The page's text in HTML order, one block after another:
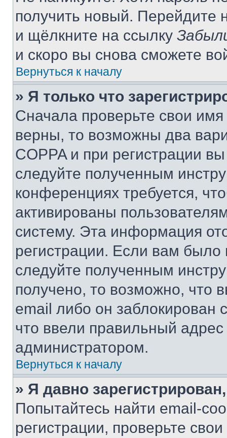
получить новый. Перейдите
и щёлкните на ссылку
и скоро вы снова сможете
Вернуться к началу
» Я только что
Сначала проверьте свои
верны, то возможны два
COPPA и при регистрации
следуйте полученным
конференциях требуется,
активированы
систему. Эта информация
регистрации. Если вам
следуйте полученным
получено, то возможно, что
email либо он
что ввели правильный адрес
администратором.
Вернуться к началу
» Я давно
Попытайтесь найти email-
регистрации, проверьте